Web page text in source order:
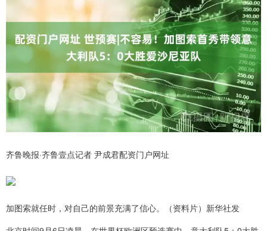
齐鲁晚报·齐鲁壹点记者 尹成君配资门户网址
加图索就任时，对自己的前景充满了信心。（资料片）新华社发